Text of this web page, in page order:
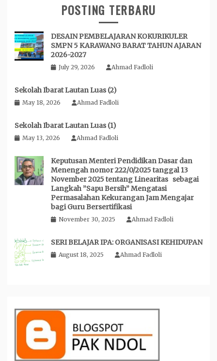
POSTING TERBARU
DESAIN PEMBELAJARAN KOKURIKULER
SMPN 5 KARAWANG BARAT TAHUN AJARAN
2026-2027
July 29, 2026 Ahmad Fadloli
Sekolah Ibarat Lautan Luas (2)
May 18, 2026 Ahmad Fadloli
Sekolah Ibarat Lautan Luas (1)
May 13, 2026 Ahmad Fadloli
Keputusan Menteri Pendidikan Dasar dan
Menengah nomor 222/0/2025 tanggal 13
November 2025 tentang Linearitas sebagai
Langkah ”Sapu Bersih” Mengatasi
Permasalahan Kekurangan Jam Mengajar
bagi Guru Bersertifikasi
November 30, 2025 Ahmad Fadloli
SERI BELAJAR IPA: ORGANISASI KEHIDUPAN
August 18, 2025 Ahmad Fadloli